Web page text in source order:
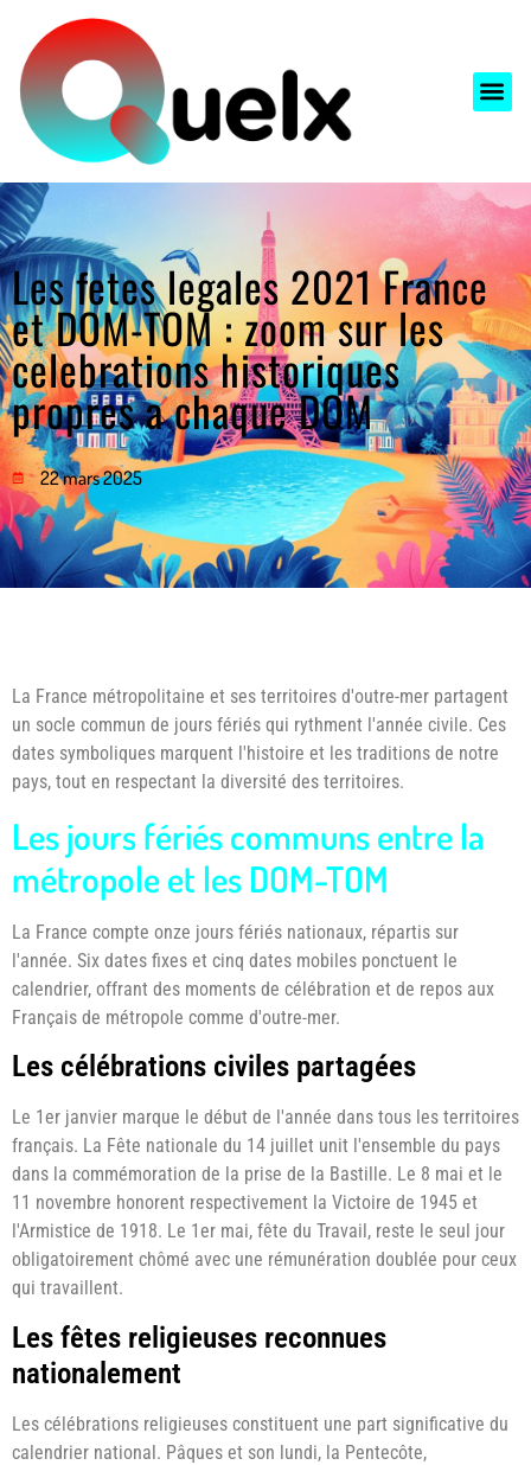
Les fetes legales 2021 France
et DOM-TOM : zoom sur les
celebrations historiques
propres a chaque DOM
22 mars 2025
La France métropolitaine et ses territoires d'outre-mer partagent
un socle commun de jours fériés qui rythment l'année civile. Ces
dates symboliques marquent l'histoire et les traditions de notre
pays, tout en respectant la diversité des territoires.
Les jours fériés communs entre la
métropole et les DOM-TOM
La France compte onze jours fériés nationaux, répartis sur
l'année. Six dates fixes et cinq dates mobiles ponctuent le
calendrier, offrant des moments de célébration et de repos aux
Français de métropole comme d'outre-mer.
Les célébrations civiles partagées
Le 1er janvier marque le début de l'année dans tous les territoires
français. La Fête nationale du 14 juillet unit l'ensemble du pays
dans la commémoration de la prise de la Bastille. Le 8 mai et le
11 novembre honorent respectivement la Victoire de 1945 et
l'Armistice de 1918. Le 1er mai, fête du Travail, reste le seul jour
obligatoirement chômé avec une rémunération doublée pour ceux
qui travaillent.
Les fêtes religieuses reconnues
nationalement
Les célébrations religieuses constituent une part significative du
calendrier national. Pâques et son lundi, la Pentecôte,